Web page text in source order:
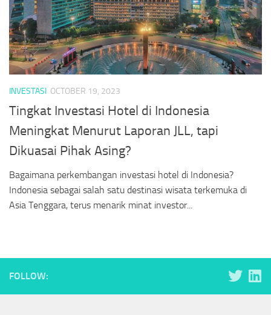
INVESTASI OCTOBER 19, 2023
Tingkat Investasi Hotel di Indonesia
Meningkat Menurut Laporan JLL, tapi
Dikuasai Pihak Asing?
Bagaimana perkembangan investasi hotel di Indonesia?
Indonesia sebagai salah satu destinasi wisata terkemuka di
Asia Tenggara, terus menarik minat investor...
FOLLOW: